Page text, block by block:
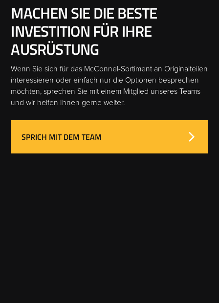
MACHEN SIE DIE BESTE
INVESTITION FÜR IHRE
AUSRÜSTUNG
Wenn Sie sich für das McConnel-Sortiment an Originalteilen
interessieren oder einfach nur die Optionen besprechen
möchten, sprechen Sie mit einem Mitglied unseres Teams
und wir helfen Ihnen gerne weiter.
SPRICH MIT DEM TEAM